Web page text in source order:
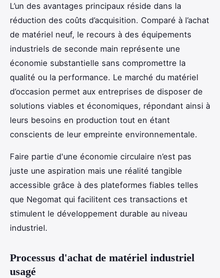
L’un des avantages principaux réside dans la
réduction des coûts d’acquisition. Comparé à l’achat
de matériel neuf, le recours à des équipements
industriels de seconde main représente une
économie substantielle sans compromettre la
qualité ou la performance. Le marché du matériel
d’occasion permet aux entreprises de disposer de
solutions viables et économiques, répondant ainsi à
leurs besoins en production tout en étant
conscients de leur empreinte environnementale.
Faire partie d'une économie circulaire n’est pas
juste une aspiration mais une réalité tangible
accessible grâce à des plateformes fiables telles
que Negomat qui facilitent ces transactions et
stimulent le développement durable au niveau
industriel.
Processus d'achat de matériel industriel
usagé